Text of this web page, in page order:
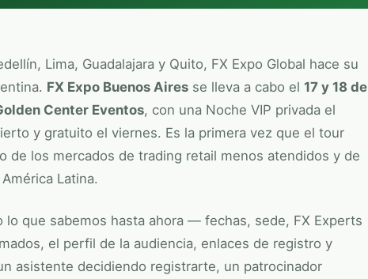
Lima, Guadalajara y Quito, FX Expo Global hace su
FX Expo Buenos Aires se lleva a cabo el 17 y 18 de
Center Eventos, con una Noche VIP privada el
y gratuito el viernes. Es la primera vez que el tour
de los mercados de trading retail menos atendidos y de
Latina.
lo que sabemos hasta ahora — fechas, sede, FX Experts
el perfil de la audiencia, enlaces de registro y
asistente decidiendo registrarte, un patrocinador